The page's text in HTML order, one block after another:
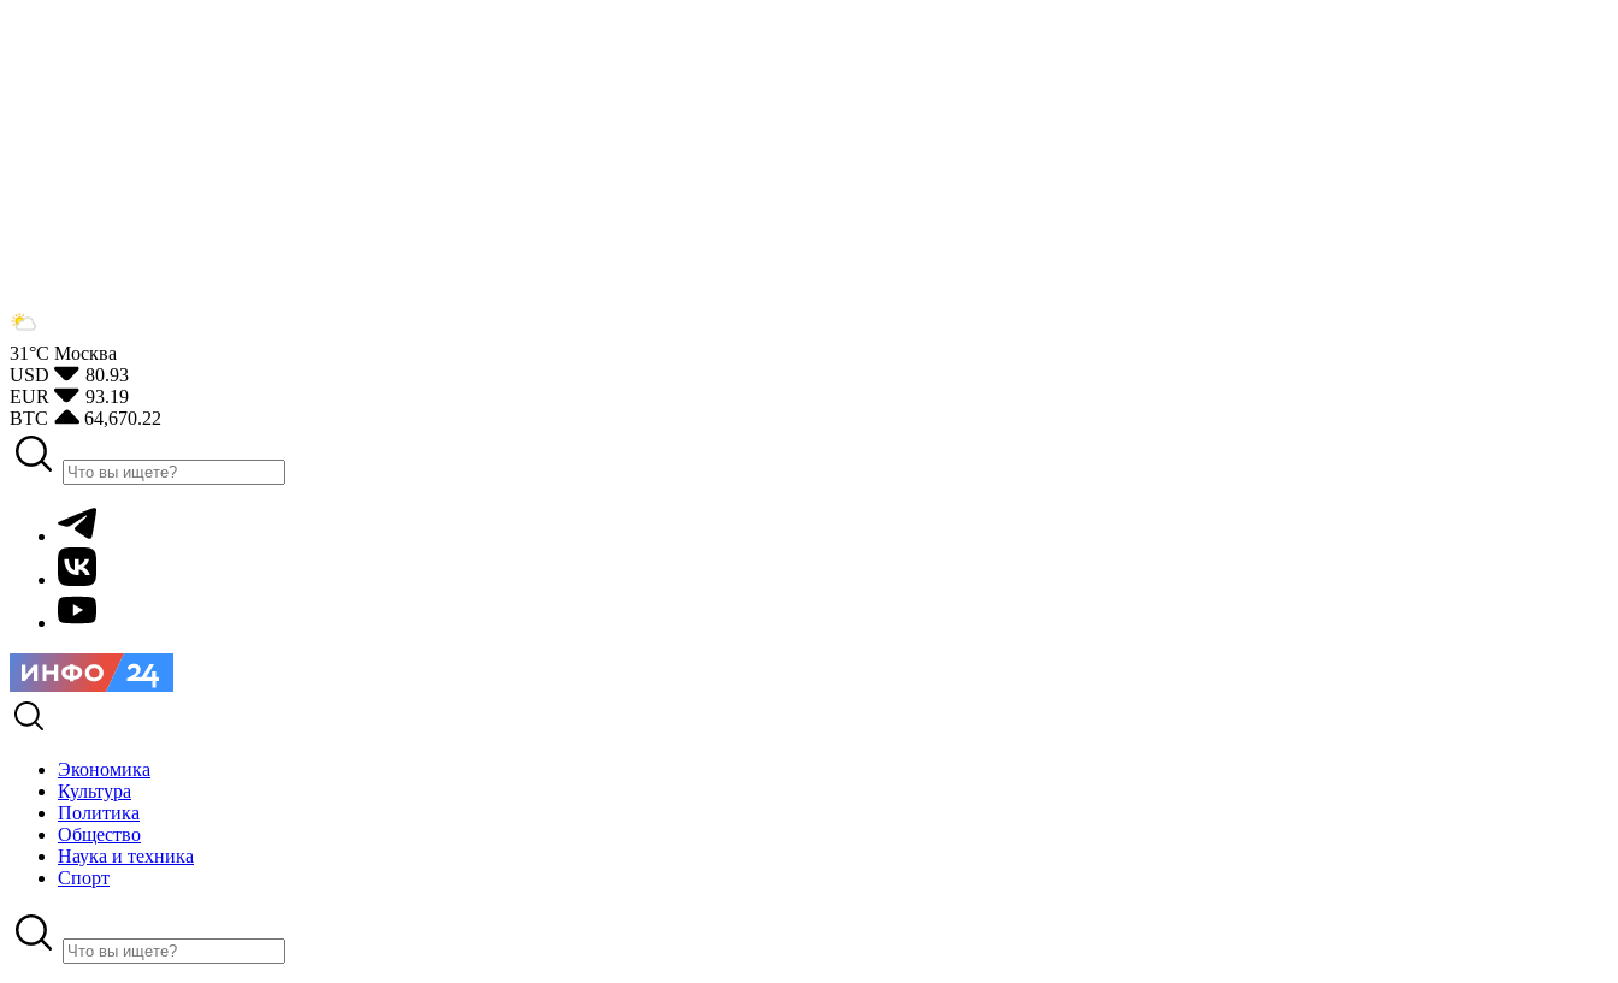
31°С Москва
USD
80.93
EUR
93.19
BTC
64,670.22
Экономика
Культура
Политика
Общество
Наука и техника
Спорт